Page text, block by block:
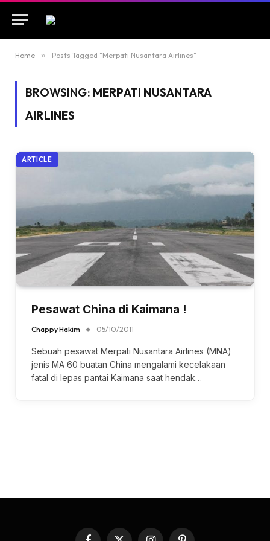
Home » Posts Tagged "Merpati Nusantara Airlines"
BROWSING: MERPATI NUSANTARA
AIRLINES
ARTICLE
Pesawat China di Kaimana !
Chappy Hakim 05/10/2011
Sebuah pesawat Merpati Nusantara Airlines (MNA)
jenis MA 60 buatan China mengalami kecelakaan
fatal di lepas pantai Kaimana saat hendak…